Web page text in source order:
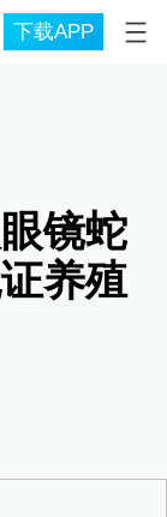
下载APP
镜蛇
养殖